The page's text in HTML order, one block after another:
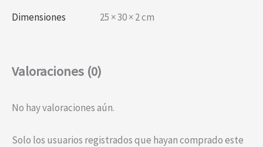
Dimensiones
25 × 30 × 2 cm
Valoraciones (0)
No hay valoraciones aún.
Solo los usuarios registrados que hayan comprado este